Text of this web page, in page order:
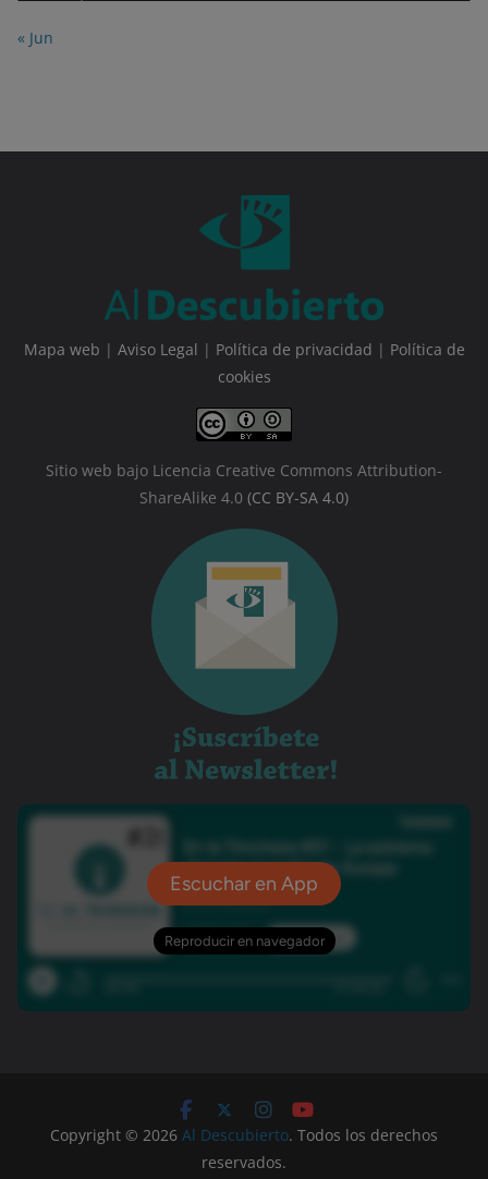
« Jun
Mapa web | Aviso Legal | Política de privacidad | Política de
cookies
Sitio web bajo Licencia Creative Commons Attribution-
ShareAlike 4.0 (CC BY-SA 4.0)
Copyright © 2026 Al Descubierto. Todos los derechos
reservados.